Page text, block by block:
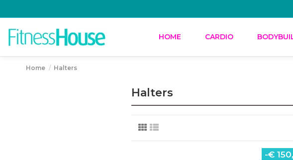
HOME CARDIO
Home Halters
Halters
-€